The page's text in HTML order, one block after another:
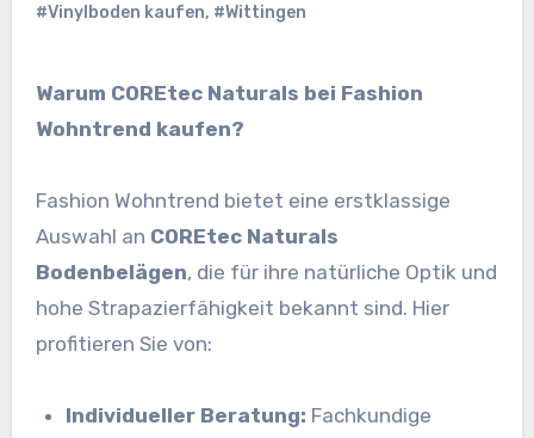
#Vinylboden kaufen, #Wittingen
Warum COREtec Naturals bei Fashion
Wohntrend kaufen?
Fashion Wohntrend bietet eine erstklassige
Auswahl an COREtec Naturals
Bodenbelägen, die für ihre natürliche Optik und
hohe Strapazierfähigkeit bekannt sind. Hier
profitieren Sie von:
Individueller Beratung: Fachkundige